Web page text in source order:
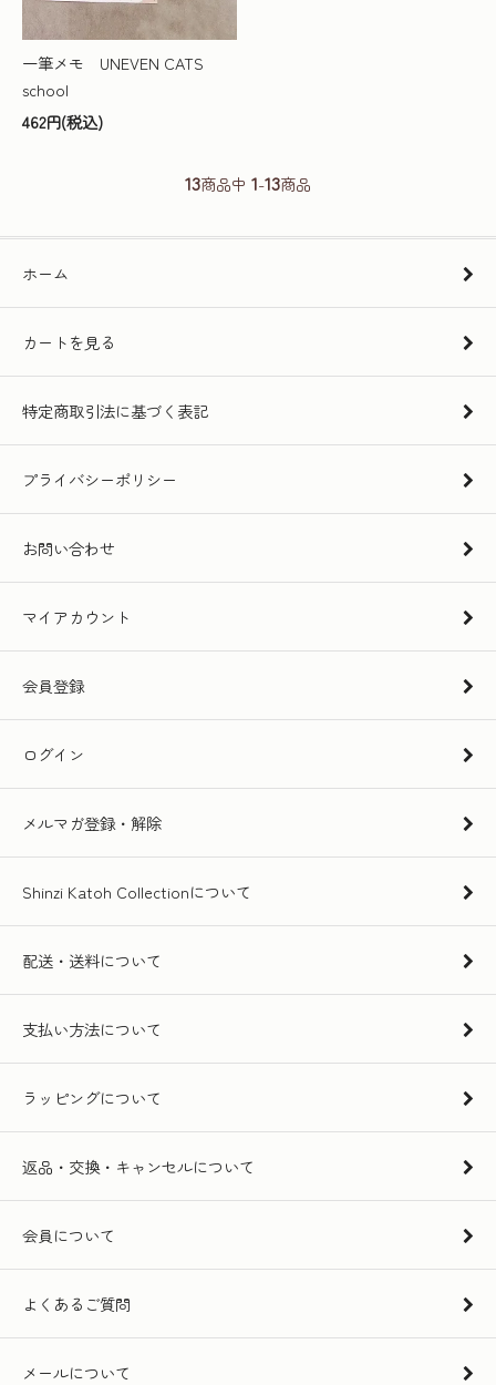
一筆メモ UNEVEN CATS
school
462円(税込)
13商品中 1-13商品
ホーム
カートを見る
特定商取引法に基づく表記
プライバシーポリシー
お問い合わせ
マイアカウント
会員登録
ログイン
メルマガ登録・解除
Shinzi Katoh Collectionについて
配送・送料について
支払い方法について
ラッピングについて
返品・交換・キャンセルについて
会員について
よくあるご質問
メールについて